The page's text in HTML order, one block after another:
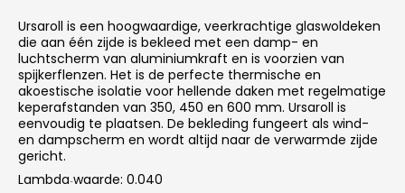
Ursaroll is een hoogwaardige, veerkrachtige glaswoldeken
die aan één zijde is bekleed met een damp- en
luchtscherm van aluminiumkraft en is voorzien van
spijkerflenzen. Het is de perfecte thermische en
akoestische isolatie voor hellende daken met regelmatige
keperafstanden van 350, 450 en 600 mm. Ursaroll is
eenvoudig te plaatsen. De bekleding fungeert als wind-
en dampscherm en wordt altijd naar de verwarmde zijde
gericht.
Lambda‑waarde: 0.040